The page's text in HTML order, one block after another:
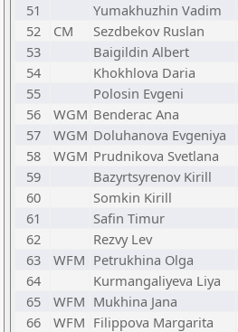
51
Yumakhuzhin Vadim
52
CM Sezdbekov Ruslan
53
Baigildin Albert
54
Khokhlova Daria
55
Polosin Evgeni
56
WGM Benderac Ana
57
WGM Doluhanova Evgeniya
58
WGM Prudnikova Svetlana
59
Bazyrtsyrenov Kirill
60
Somkin Kirill
61
Safin Timur
62
Rezvy Lev
63
WFM Petrukhina Olga
64
Kurmangaliyeva Liya
65
WFM Mukhina Jana
66
WFM Filippova Margarita